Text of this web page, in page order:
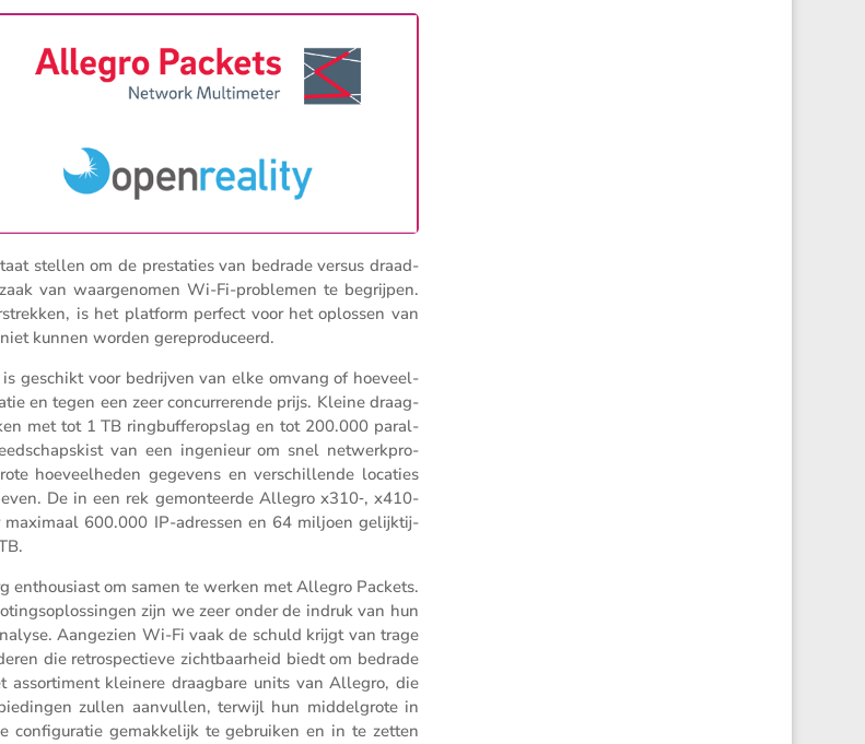
stellen om de presta­ties van bedrade versus draad­
van waarge­nomen Wi-Fi-problemen te begrijpen.
is het platform perfect voor het oplossen van
kunnen worden gereproduceerd.
geschikt voor bedrijven van elke omvang of hoeveel­
en tegen een zeer concur­re­rende prijs. Kleine draag­
met tot 1 TB ringbuf­fer­op­slag en tot 200.000 paral­
van een ingenieur om snel netwerk­pro­
hoeveel­heden gegevens en verschil­lende locaties
De in een rek gemon­teerde Allegro x310‑, x410-
maximaal 600.000 IP-adressen en 64 miljoen gelijk­tij­
enthou­siast om samen te werken met Allegro Packets.
zijn we zeer onder de indruk van hun
Aange­zien Wi-Fi vaak de schuld krijgt van trage
die retro­spec­tieve zicht­baar­heid biedt om bedrade
kleinere draag­bare units van Allegro, die
zullen aanvullen, terwijl hun middel­grote in
confi­gu­ratie gemak­ke­lijk te gebruiken en in te zetten